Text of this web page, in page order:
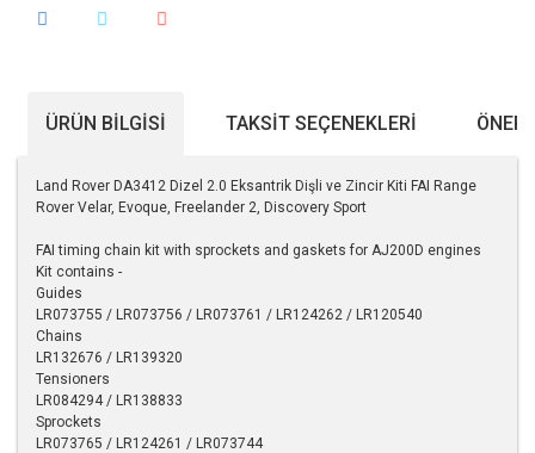
ÜRÜN BILGISI TAKSIT SEÇENEKLERI
Land Rover DA3412 Dizel 2.0 Eksantrik Dişli ve Zincir Kiti FAI Range
Rover Velar, Evoque, Freelander 2, Discovery Sport
FAI timing chain kit with sprockets and gaskets for AJ200D engines
Kit contains -
Guides
LR073755 / LR073756 / LR073761 / LR124262 / LR120540
Chains
LR132676 / LR139320
Tensioners
LR084294 / LR138833
Sprockets
LR073765 / LR124261 / LR073744